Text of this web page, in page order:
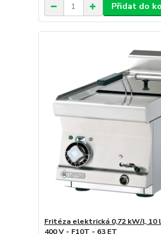
Přidat do
Fritéza elektrická 0,72 kW/l, 10
400 V - F10T - 63 ET